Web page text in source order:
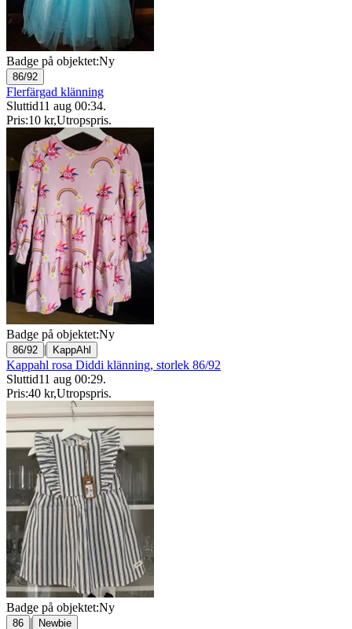
Badge på objektet:Ny
86/92
Flerfärgad klänning
Sluttid11 aug 00:34.
Pris:10 kr,Utropspris.
Badge på objektet:Ny
86/92 | KappAhl
Kappahl rosa Diddi klänning, storlek 86/92
Sluttid11 aug 00:29.
Pris:40 kr,Utropspris.
Badge på objektet:Ny
86 | Newbie